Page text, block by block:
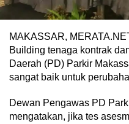
MAKASSAR,
Building tenaga kontrak
Daerah (PD) Parkir
sangat baik untuk
Dewan Pengawas PD
mengatakan, jika tes